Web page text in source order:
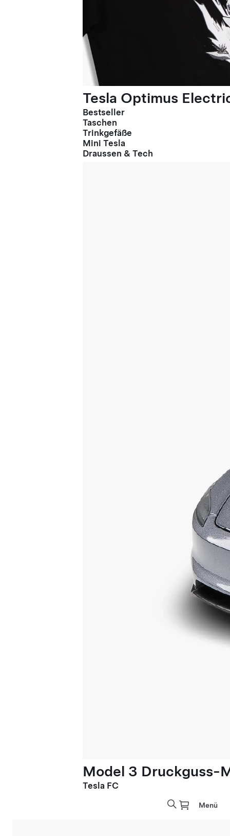
Tesla Optimus
Bestseller
Taschen
Trinkgefäße
Mini Tesla
Draussen & Tech
Model 3 Druckguss-
Tesla FC
Menü